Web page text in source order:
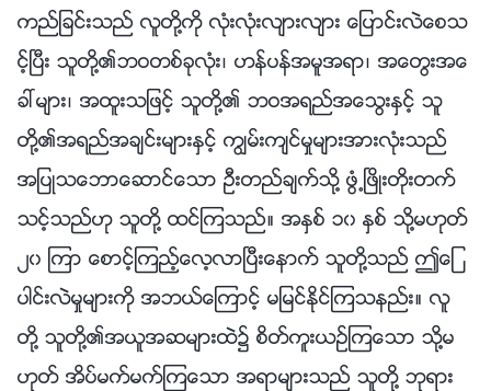
ကည္ျခင္းသည္ လူတို႔ကို လုံးလုံးလ်ားလ်ား ေျပာင္းလဲေစသ
င့္ၿပီး သူတို႔၏ဘဝတစ္ခုလုံး၊ ဟန္ပန္အမူအရာ၊ အေတြးအေ
ခၚမ်ား၊ အထူးသျဖင့္ သူတို႔၏ ဘဝအရည္အေသြးႏွင့္ သူ
တို႔၏အရည္အခ်င္းမ်ားႏွင့္ ကြၽမ္းက်င္မႈမ်ားအားလုံးသည္
အျပဳသေဘာေဆာင္ေသာ ဦးတည္ခ်က္သို႔ ဖြံ႕ၿဖိဳးတိုးတက္
သင့္သည္ဟု သူတို႔ ထင္ၾကသည္။ အႏွစ္ ၁၀ ႏွစ္ သို႔မဟုတ္
၂၀ ၾကာ ေစာင့္ၾကည့္ေလ့လာၿပီးေနာက္ သူတို႔သည္ ဤေျ
ပာင္းလဲမႈမ်ားကို အဘယ္ေၾကာင့္ မျမင္ႏိုင္ၾကသနည္း။ လူ
တို႔ သူတို႔၏အယူအဆမ်ားထဲ၌ စိတ္ကူးယဥ္ၾကေသာ သို႔မ
ဟုတ္ အိပ္မက္မက္ၾကေသာ အရာမ်ားသည္ သူတို႔ ဘုရား